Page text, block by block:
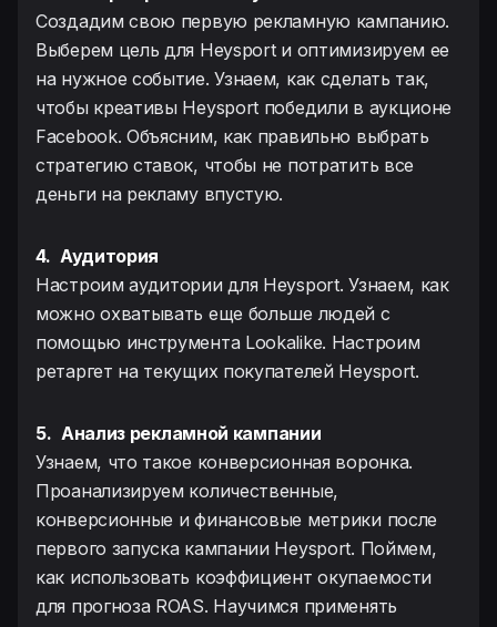
Создадим свою первую рекламную кампанию.
Выберем цель для Heysport и оптимизируем ее
на нужное событие. Узнаем, как сделать так,
чтобы креативы Heysport победили в аукционе
Facebook. Объясним, как правильно выбрать
стратегию ставок, чтобы не потратить все
деньги на рекламу впустую.
4. Аудитория
Настроим аудитории для Heysport. Узнаем, как
можно охватывать еще больше людей с
помощью инструмента Lookalike. Настроим
ретаргет на текущих покупателей Heysport.
5. Анализ рекламной кампании
Узнаем, что такое конверсионная воронка.
Проанализируем количественные,
конверсионные и финансовые метрики после
первого запуска кампании Heysport. Поймем,
как использовать коэффициент окупаемости
для прогноза ROAS. Научимся применять